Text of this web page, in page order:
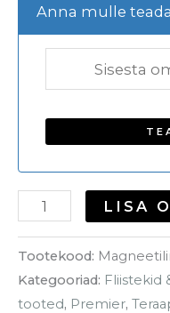
Anna mulle
LISA
Tootekood:
Kategooriad: Fliistekid
tooted, Premier,